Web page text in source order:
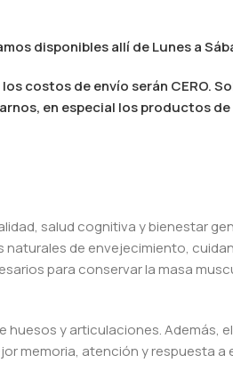
disponibles allí de Lunes a
costos de envío serán CERO.
en especial los productos
salud cognitiva y bienestar
de envejecimiento,
para conservar la masa
y articulaciones. Además,
memoria, atención y respuesta a